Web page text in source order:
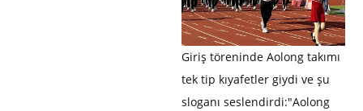
Giriş töreninde Aolong takımı
tek tip kıyafetler giydi ve şu
sloganı seslendirdi:"Aolong